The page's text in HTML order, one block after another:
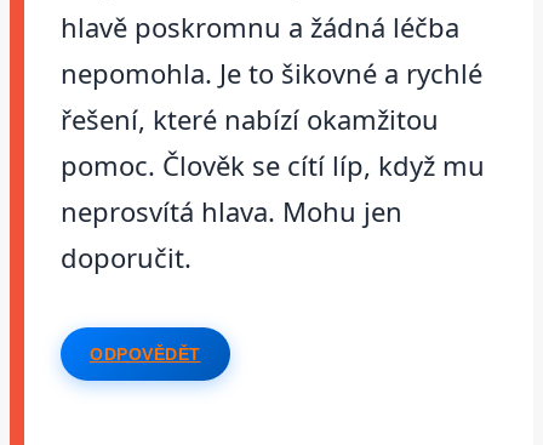
hlavě poskromnu a žádná léčba
nepomohla. Je to šikovné a rychlé
řešení, které nabízí okamžitou
pomoc. Člověk se cítí líp, když mu
neprosvítá hlava. Mohu jen
doporučit.
ODPOVĚDĚT